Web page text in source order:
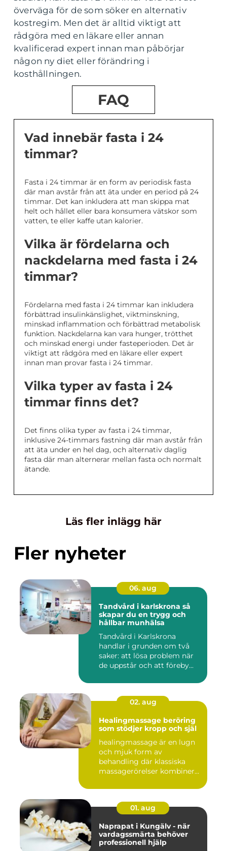
överväga för de som söker en alternativ
kostregim. Men det är alltid viktigt att
rådgöra med en läkare eller annan
kvalificerad expert innan man påbörjar
någon ny diet eller förändring i
kosthållningen.
FAQ
Vad innebär fasta i 24
timmar?
Fasta i 24 timmar är en form av periodisk fasta
där man avstår från att äta under en period på 24
timmar. Det kan inkludera att man skippa mat
helt och hållet eller bara konsumera vätskor som
vatten, te eller kaffe utan kalorier.
Vilka är fördelarna och
nackdelarna med fasta i 24
timmar?
Fördelarna med fasta i 24 timmar kan inkludera
förbättrad insulinkänslighet, viktminskning,
minskad inflammation och förbättrad metabolisk
funktion. Nackdelarna kan vara hunger, trötthet
och minskad energi under fasteperioden. Det är
viktigt att rådgöra med en läkare eller expert
innan man provar fasta i 24 timmar.
Vilka typer av fasta i 24
timmar finns det?
Det finns olika typer av fasta i 24 timmar,
inklusive 24-timmars fastning där man avstår från
att äta under en hel dag, och alternativ daglig
fasta där man alternerar mellan fasta och normalt
ätande.
Läs fler inlägg här
Fler nyheter
06. aug
Tandvård i karlskrona så
skapar du en trygg och
hållbar munhälsa
Tandvård i Karlskrona
handlar i grunden om två
saker: att lösa problem när
de uppstår och att föreby...
02. aug
Healingmassage beröring
som stödjer kropp och själ
healingmassage är en lugn
och mjuk form av
behandling där klassiska
massagerörelser kombineras
01. aug
Naprapat i Kungälv - när
vardagssmärta behöver
professionell hjälp